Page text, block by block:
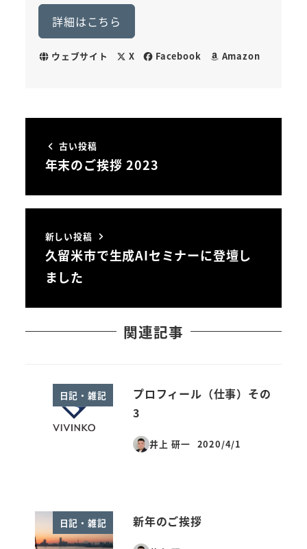
詳細はこちら
ウェブサイト X Facebook Amazon
古い投稿
年末のご挨拶 2023
新しい投稿
久留米市で生成AIセミナーに登壇し
ました
関連記事
日記・雑記
プロフィール（仕事）その
3
井上 研一
投稿日
2020/4/1
日記・雑記 新年のご挨拶